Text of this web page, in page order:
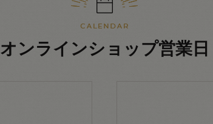
オンラインショップ営業日